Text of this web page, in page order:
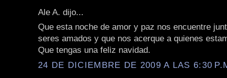
Ale A. dijo...
Que esta noche de amor y paz nos encuentre
seres amados y que nos acerque a quienes
Que tengas una feliz navidad.
24 DE DICIEMBRE DE 2009 A LAS 6:30